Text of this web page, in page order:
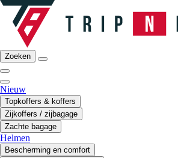
Zoeken
Nieuw
Topkoffers & koffers
Zijkoffers / zijbagage
Zachte bagage
Helmen
Bescherming en comfort